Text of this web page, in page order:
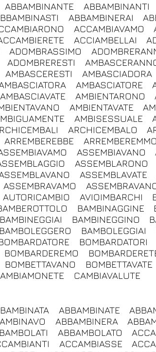
ABBAMBINANTE ABBAMBINANTI
ABBAMBINERAI
ACCAMBIAVAMO
ACCIAMBELLAI
ADOMBRASSIMO
ADOMBRERESTI
AMBASCERESTI AMBASCIADORA
AMBASCIATORE
AMBASCIAVATE AMBIENTARONO
AMBIENTAVATE
AMBISESSUALE
ARCHICEMBALO
ARREMBEREBBE ARREMBEREMMO
ASSEMBIAVANO
ASSEMBLARONO
ASSEMBLAVATE
ASSEMBRAVAMO
AUTORICAMBIO AVIOIMBARCHI
BAMBINAGGINE
BAMBINEGGIAI BAMBINEGGINO
BAMBOLEGGERO BAMBOLEGGIAI
BOMBARDATORI
BOMBARDEREMO
BOMBETTAVANO BOMBETTAVATE
CAMBIAVALUTE
ABBAMBINATE
ABBAMBINERA
ABBAMBOLATO
ACCAMBIASSE